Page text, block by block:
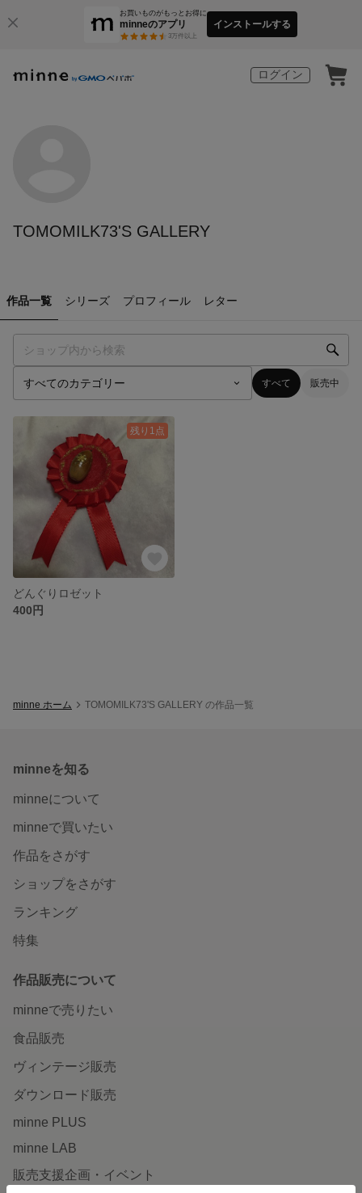
お買いものがもっとお得に
minneのアプリ
3万件以上
インストールする
ログイン
TOMOMILK73'S GALLERY
作品一覧 シリーズ プロフィール レター
すべて 販売中
残り1点
どんぐりロゼット
400円
minne ホーム TOMOMILK73'S GALLERY の作品一覧
minneを知る
minneについて
minneで買いたい
作品をさがす
ショップをさがす
ランキング
特集
作品販売について
minneで売りたい
食品販売
ヴィンテージ販売
ダウンロード販売
minne PLUS
minne LAB
販売支援企画・イベント